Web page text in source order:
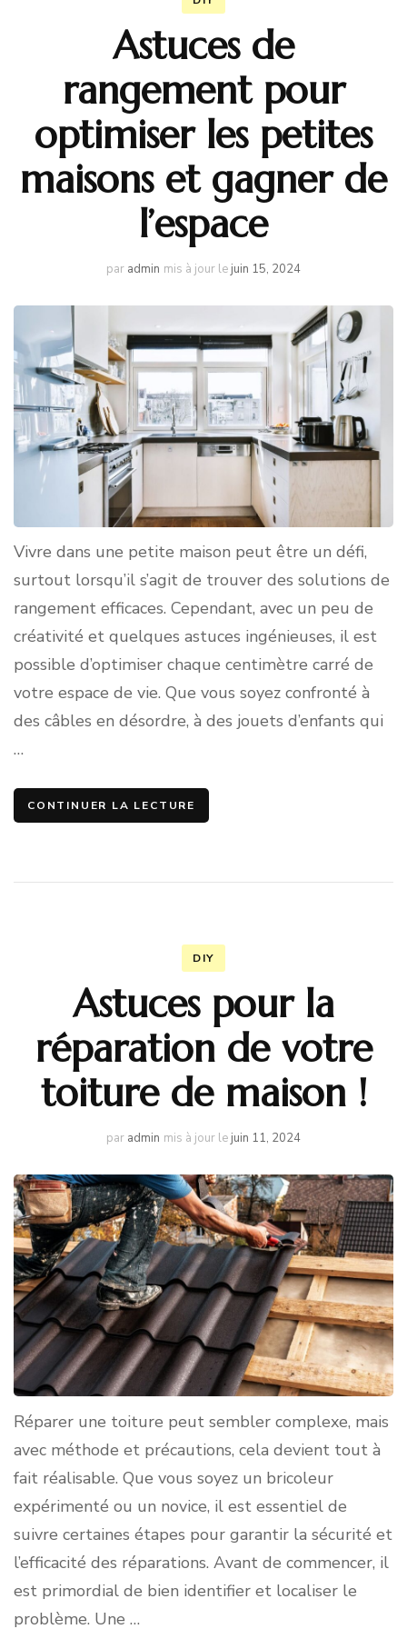
Astuces de
rangement pour
optimiser les petites
maisons et gagner de
l’espace
par admin mis à jour le juin 15, 2024
Vivre dans une petite maison peut être un défi,
surtout lorsqu’il s’agit de trouver des solutions de
rangement efficaces. Cependant, avec un peu de
créativité et quelques astuces ingénieuses, il est
possible d’optimiser chaque centimètre carré de
votre espace de vie. Que vous soyez confronté à
des câbles en désordre, à des jouets d’enfants qui
…
CONTINUER LA LECTURE
DIY
Astuces pour la
réparation de votre
toiture de maison !
par admin mis à jour le juin 11, 2024
Réparer une toiture peut sembler complexe, mais
avec méthode et précautions, cela devient tout à
fait réalisable. Que vous soyez un bricoleur
expérimenté ou un novice, il est essentiel de
suivre certaines étapes pour garantir la sécurité et
l’efficacité des réparations. Avant de commencer, il
est primordial de bien identifier et localiser le
problème. Une …